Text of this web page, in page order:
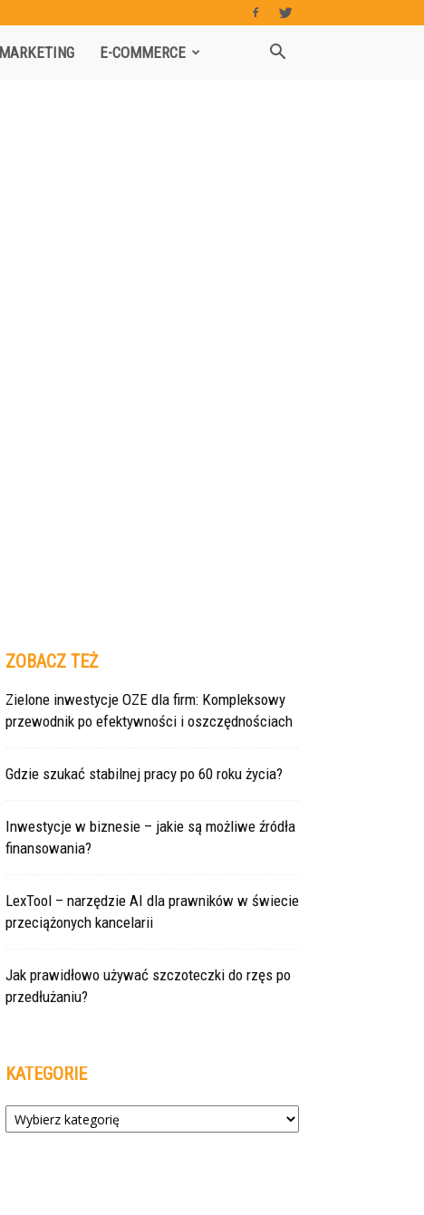
MARKETING E-COMMERCE
ZOBACZ TEŻ
Zielone inwestycje OZE dla firm: Kompleksowy
przewodnik po efektywności i oszczędnościach
Gdzie szukać stabilnej pracy po 60 roku życia?
Inwestycje w biznesie – jakie są możliwe źródła
finansowania?
LexTool – narzędzie AI dla prawników w świecie
przeciążonych kancelarii
Jak prawidłowo używać szczoteczki do rzęs po
przedłużaniu?
KATEGORIE
Kategorie